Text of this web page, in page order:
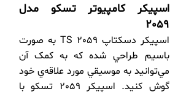
اسپیکر کامپیوتر تسکو مدل
2059
اسپيکر دسکتاپ TS 2059 به صورت
باسيم طراحي شده که به کمک آن
مي‌توانيد به موسيقي مورد علاقه‌ي خود
گوش کنيد. اسپيکر 2059 تسکو با